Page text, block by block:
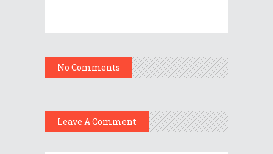
No Comments
Leave A Comment